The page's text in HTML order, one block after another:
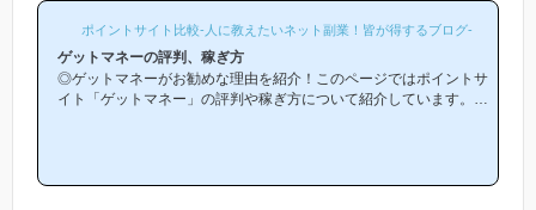
ポイントサイト比較-人に教えたいネット副業！皆が得するブログ-
ゲットマネーの評判、稼ぎ方
◎ゲットマネーがお勧めな理由を紹介！このページではポイントサ
イト「ゲットマネー」の評判や稼ぎ方について紹介しています。